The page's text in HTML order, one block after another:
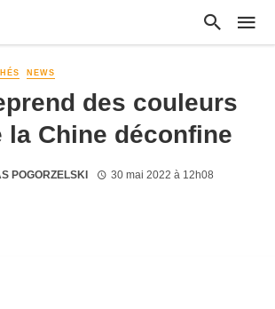
NEWS
des couleurs
la Chine déconfine
POGORZELSKI 30 mai 2022 à 12h08